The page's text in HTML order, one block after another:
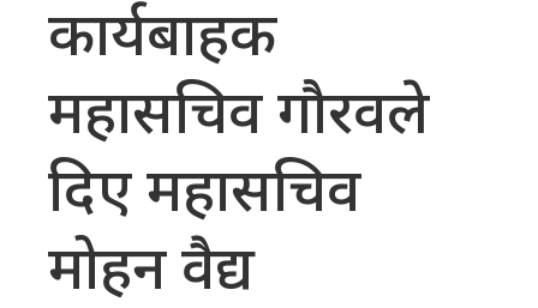
कार्यबाहक
महासचिव गौरवले
दिए महासचिव
मोहन वैद्य